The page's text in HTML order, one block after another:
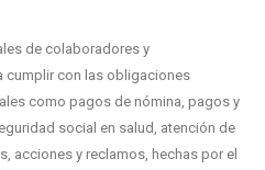
de colaboradores y
cumplir con las obligaciones
como pagos de nómina, pagos y
social en salud, atención de
acciones y reclamos, hechas por el